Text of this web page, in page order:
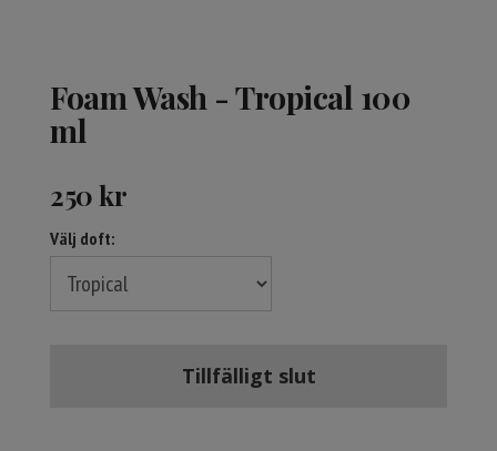
Foam Wash - Tropical 100
ml
250kr
Välj doft:
Tillfälligt slut